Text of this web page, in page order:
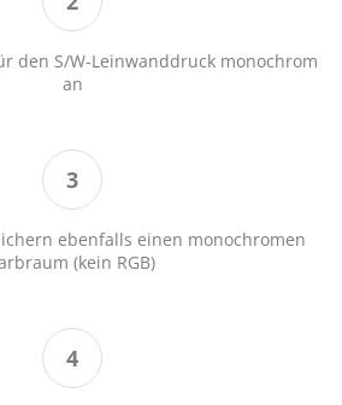
den S/W-Leinwanddruck monochrom
an
ebenfalls einen monochromen
(kein RGB)